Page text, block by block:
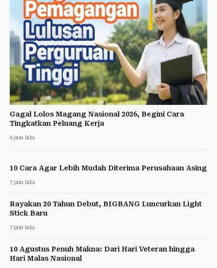
Gagal Lolos Magang Nasional 2026, Begini Cara
Tingkatkan Peluang Kerja
6 jam lalu
10 Cara Agar Lebih Mudah Diterima Perusahaan Asing
7 jam lalu
Rayakan 20 Tahun Debut, BIGBANG Luncurkan Light
Stick Baru
7 jam lalu
10 Agustus Penuh Makna: Dari Hari Veteran hingga
Hari Malas Nasional